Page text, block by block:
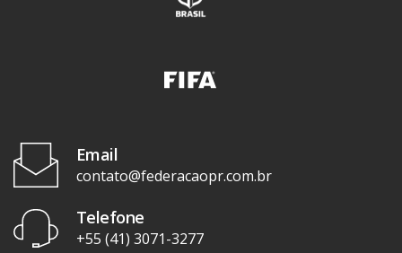
Email
contato@federacaopr.com.br
Telefone
+55 (41) 3071-3277